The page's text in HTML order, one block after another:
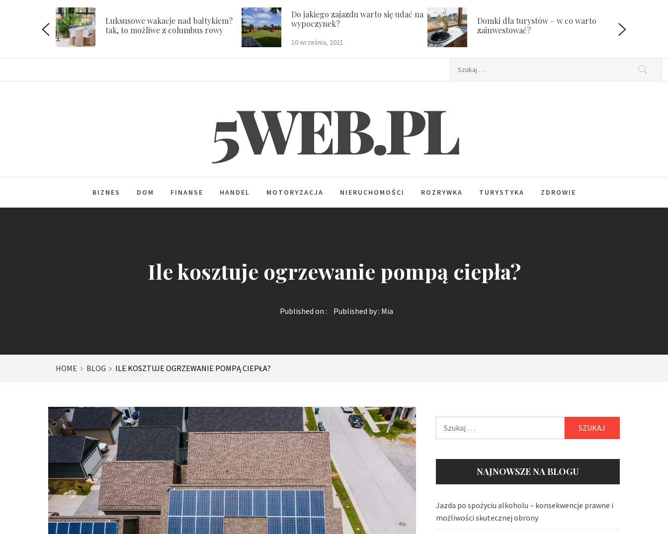
Luksusowe wakacje nad bałtykiem?
tak, to możliwe z columbus rowy
Do jakiego zajazdu warto się udać na
wypoczynek?
10 września, 2021
Domki dla turystów – w co warto
zainwestować?
5WEB.PL
BIZNES DOM FINANSE HANDEL MOTORYZACJA NIERUCHOMOŚCI ROZRYWKA TURYSTYKA ZDROWIE
Ile kosztuje ogrzewanie pompą ciepła?
Published on : Published by : Mia
HOME BLOG ILE KOSZTUJE OGRZEWANIE POMPĄ CIEPŁA?
NAJNOWSZE NA BLOGU
Jazda po spożyciu alkoholu – konsekwencje prawne i
możliwości skutecznej obrony